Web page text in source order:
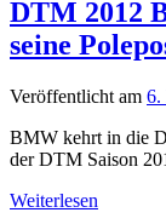
DTM 2012
seine
Veröffentlicht am 6.
BMW kehrt in die
der DTM Saison
Weiterlesen